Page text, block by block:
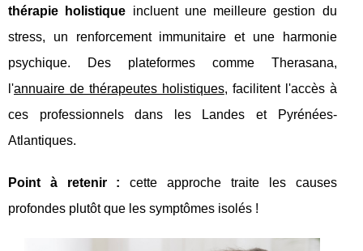
thérapie holistique incluent une meilleure gestion du
stress, un renforcement immunitaire et une harmonie
psychique. Des plateformes comme Therasana,
l'annuaire de thérapeutes holistiques, facilitent l'accès à
ces professionnels dans les Landes et Pyrénées-
Atlantiques.
Point à retenir : cette approche traite les causes
profondes plutôt que les symptômes isolés !